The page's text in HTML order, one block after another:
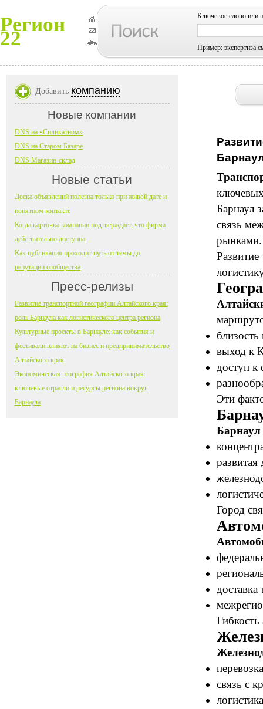
Регион
22
Ключевое слово или
Пример: экспертиза
Барнаул
связь
рынками.
выход к
доступ к
Эти
Барнаул
развитая
Город
Гибкость
связь с
Добавить компанию
Новые компании
DNS на «Силикатном»
DNS на Старом Базаре
DNS Магазин-склад
Новые статьи
Доска объявлений полезна только при живой дате и
понятном контакте
Когда карточка компании подтверждает, что фирма
действительно доступна
Как публикация проходит путь от темы до
репутации сообщества
Пресс-релизы
Развитие транспортной географии Алтайского края:
роль Барнаула как логистического центра региона
Культурные проекты в Барнауле: как события и
фестивали влияют на бизнес и предпринимательство
Алтайского края
Экономическая география Алтайского края:
ключевые отрасли и ресурсы региона вокруг
Барнаула